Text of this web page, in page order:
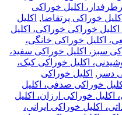
اکلیل خوراکی
خوراکی پرتقاضا, اکلیل
خوراکی خوراکی، اکلیل
اکلیل خوراکی خانگی،
سبز، اکلیل خوراکی سفید،
اکلیل خوراکی کیک،
دسر , اکلیل خوراکی
خوراکی صدفی، اکلیل
خوراکی ارزان، اکلیل
اکلیل خوراکی ایرانی،